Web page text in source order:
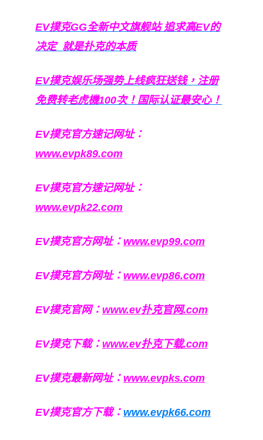
EV撲克GG全新中文旗舰站追求高EV的
决定 就是扑克的本质
EV撲克娱乐场强势上线疯狂送钱，注册
免费转老虎機100次！国际认证最安心！
EV撲克官方速记网址：
www.evpk89.com
EV撲克官方速记网址：
www.evpk22.com
EV撲克官方网址： www.evp99.com
EV撲克官方网址： www.evp86.com
EV撲克官网： www.ev扑克官网.com
EV撲克下载： www.ev扑克下载.com
EV撲克最新网址： www.evpks.com
EV撲克官方下载： www.evpk66.com